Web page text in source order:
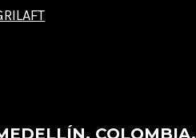
COLOMBIA.